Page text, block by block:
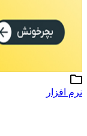
نرم افزار